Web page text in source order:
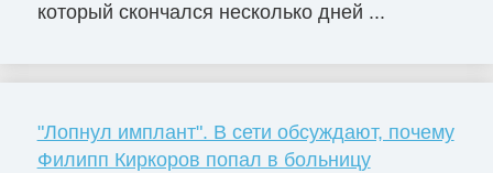
который скончался несколько дней ...
"Лопнул имплант". В сети обсуждают, почему
Филипп Киркоров попал в больницу